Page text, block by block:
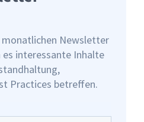
monatlichen Newsletter
interessante Inhalte
Practices betreffen.